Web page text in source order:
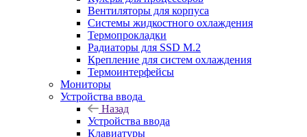
Вентиляторы для корпуса
Системы жидкостного охлаждения
Термопрокладки
Радиаторы для SSD M.2
Крепление для систем охлаждения
Термоинтерфейсы
Мониторы
Устройства ввода
Назад
Устройства ввода
Клавиатуры